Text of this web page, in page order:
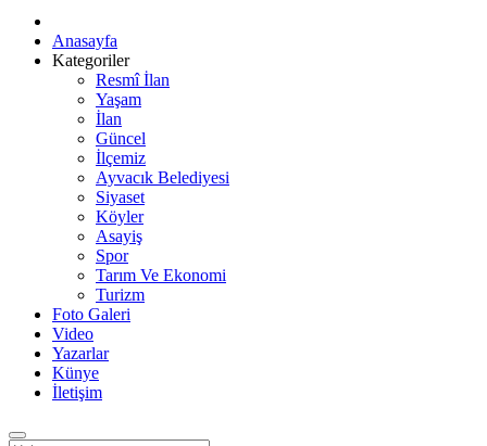
Anasayfa
Kategoriler
Resmî İlan
Yaşam
İlan
Güncel
İlçemiz
Ayvacık Belediyesi
Siyaset
Köyler
Asayiş
Spor
Tarım Ve Ekonomi
Turizm
Foto Galeri
Video
Yazarlar
Künye
İletişim